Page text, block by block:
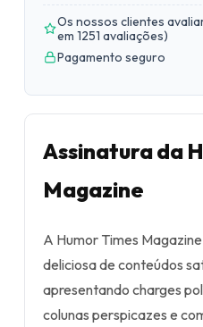
Os nossos clientes
em 1251 avaliações)
Pagamento seguro
Assinatura da
Magazine
A Humor Times
deliciosa de conteúdos
apresentando charges
colunas perspicazes e